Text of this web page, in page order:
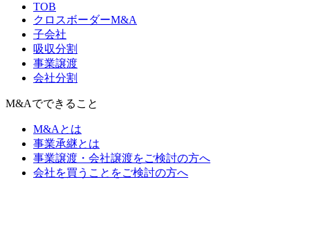
TOB
クロスボーダーM&A
子会社
吸収分割
事業譲渡
会社分割
M&Aでできること
M&Aとは
事業承継とは
事業譲渡・会社譲渡をご検討の方へ
会社を買うことをご検討の方へ